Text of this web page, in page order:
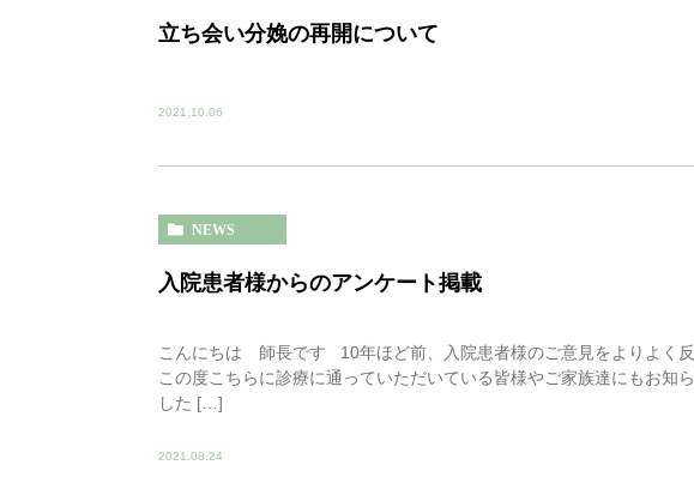
立ち会い分娩の再開について
2021.10.06
NEWS
入院患者様からのアンケート掲載
こんにちは 師長です 10年ほど前、入院患者様のご意見をよりよく反
この度こちらに診療に通っていただいている皆様やご家族達にもお知
した […]
2021.08.24